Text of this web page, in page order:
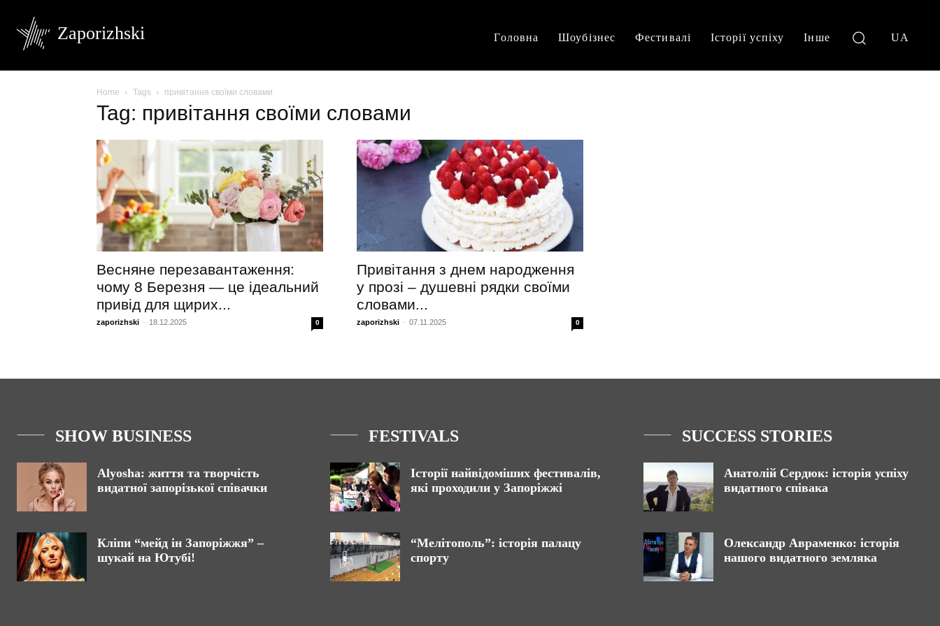
Zaporizhski Головна Шоубізнес Фестивалі Історії успіху Інше UA
Home Tags привітання своїми словами
Tag: привітання своїми словами
Весняне перезавантаження:
чому 8 Березня — це ідеальний
привід для щирих...
zaporizhski - 18.12.2025 0
Привітання з днем народження
у прозі – душевні рядки своїми
словами...
zaporizhski - 07.11.2025 0
SHOW BUSINESS
Alyosha: життя та творчість
видатної запорізької співачки
Кліпи “мейд ін Запоріжжя” –
шукай на Ютубі!
FESTIVALS
Історії найвідоміших фестивалів,
які проходили у Запоріжжі
“Мелітополь”: історія палацу
спорту
SUCCESS STORIES
Анатолій Сердюк: історія успіху
видатного співака
Олександр Авраменко: історія
нашого видатного земляка